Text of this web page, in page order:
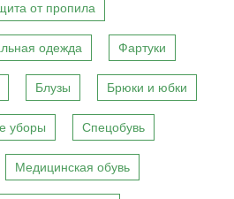
от пропила
одежда Фартуки
Блузы Брюки и юбки
уборы Спецобувь
Медицинская обувь